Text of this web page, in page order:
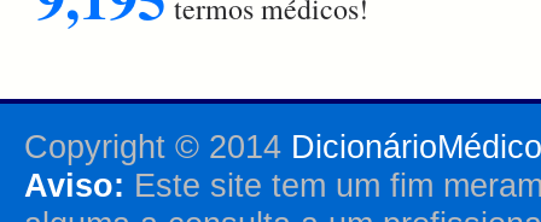
termos médicos!
Copyright © 2014
Aviso: Este site tem um fim